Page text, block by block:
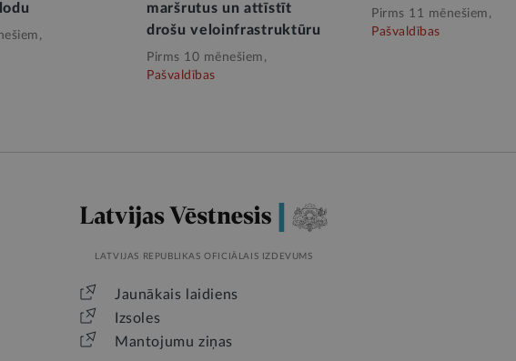
maršrutus un attīstīt
drošu veloinfrastruktūru
Pirms 10 mēnešiem,
Pašvaldības
Pirms 11 mēnešiem,
Pašvaldības
LATVIJAS REPUBLIKAS OFICIĀLAIS IZDEVUMS
Jaunākais laidiens
Izsoles
Mantojumu ziņas